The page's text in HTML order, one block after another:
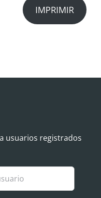
IMPRIMIR
usuarios registrados